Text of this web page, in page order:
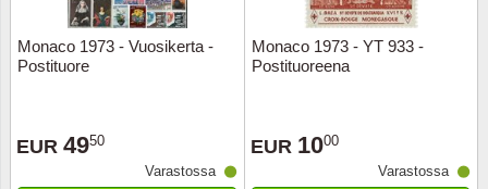
Monaco 1973 - Vuosikerta -
Postituore
EUR 4950
Varastossa
Monaco 1973 - YT 933 -
Postituoreena
EUR 1000
Varastossa